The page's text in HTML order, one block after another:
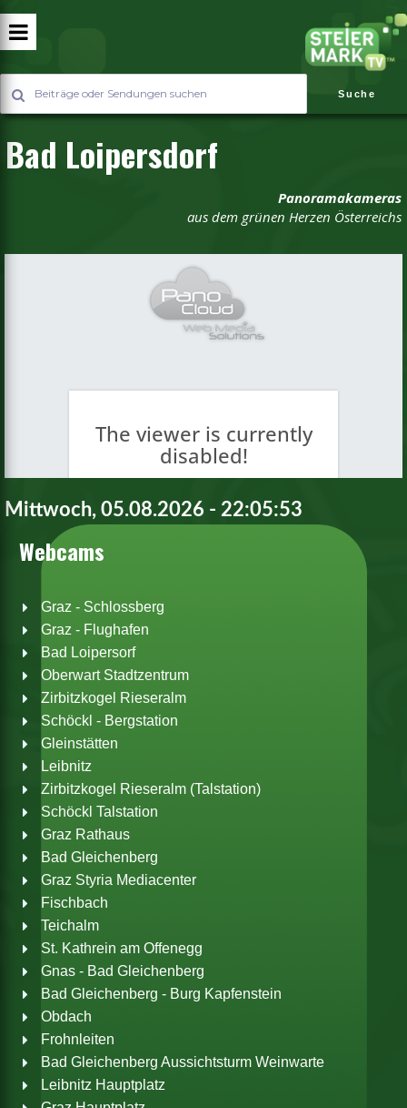
Suche
Bad Loipersdorf
Panoramakameras
aus dem grünen Herzen Österreichs
Mittwoch, 05.08.2026 - 22:05:54
Webcams
Graz - Schlossberg
Graz - Flughafen
Bad Loipersorf
Oberwart Stadtzentrum
Zirbitzkogel Rieseralm
Schöckl - Bergstation
Gleinstätten
Leibnitz
Zirbitzkogel Rieseralm (Talstation)
Schöckl Talstation
Graz Rathaus
Bad Gleichenberg
Graz Styria Mediacenter
Fischbach
Teichalm
St. Kathrein am Offenegg
Gnas - Bad Gleichenberg
Bad Gleichenberg - Burg Kapfenstein
Obdach
Frohnleiten
Bad Gleichenberg Aussichtsturm Weinwarte
Leibnitz Hauptplatz